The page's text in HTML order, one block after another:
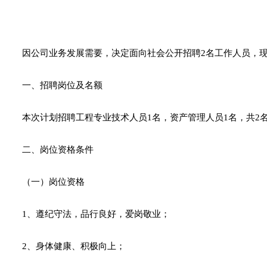
因公司业务发展需要，决定面向社会公开招聘2名工作人员，
一、招聘岗位及名额
本次计划招聘工程专业技术人员1名，资产管理人员1名，共2名
二、岗位资格条件
（一）岗位资格
1 、遵纪守法，品行良好，爱岗敬业；
2 、身体健康、积极向上；